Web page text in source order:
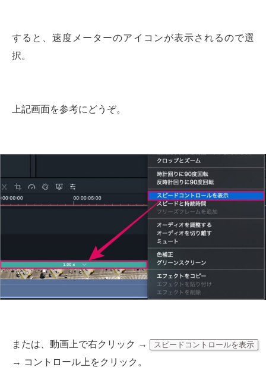
すると、速度メーターのアイコンが表示されるので選
択。
上記画面を参考にどうぞ。
または、動画上で右クリック → スピードコントロールを表示
→ コントロール上をクリック。